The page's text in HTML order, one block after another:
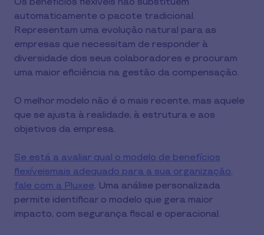
automaticamente o pacote tradicional.
Representam uma evolução natural para as
empresas que necessitam de responder à
diversidade dos seus colaboradores e procuram
uma maior eficiência na gestão da compensação.
O melhor modelo não é o mais recente, mas aquele
que se ajusta à realidade, à estrutura e aos
objetivos da empresa.
Se está a avaliar qual o modelo de benefícios
flexíveismais adequado para a sua organização,
fale com a Pluxee. Uma análise personalizada
permite identificar o modelo que gera maior
impacto, com segurança fiscal e operacional.